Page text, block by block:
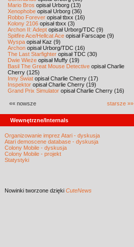
Mario Bros opisał Urborg (13)
Xenophobe opisał Urborg (36)
Robbo Forever opisał tbxx (16)
Kolony 2106 opisał tbxx (3)
Archon II: Adept opisał Urborg/TDC (9)
Spitfire Ace/Hellcat Ace opisał Farscape (9)
Wyspa opisał Kaz (9)
Archon opisał Urborg/TDC (16)
The Last Starfighter opisał TDC (30)
Dwie Wieże opisał Muffy (19)
Basil The Great Mouse Detective opisał Charlie
Cherry (125)
Inny Świat opisał Charlie Cherry (17)
Inspektor opisał Charlie Cherry (19)
Grand Prix Simulator opisał Charlie Cherry (16)
«« nowsze starsze »»
Wewnętrzne/Internals
Organizowanie imprez Atari - dyskusja
Atari demoscene database - dyskusja
Colony Mobile - dyskusja
Colony Mobile - projekt
Statystyki
Nowinki tworzone dzięki CuteNews